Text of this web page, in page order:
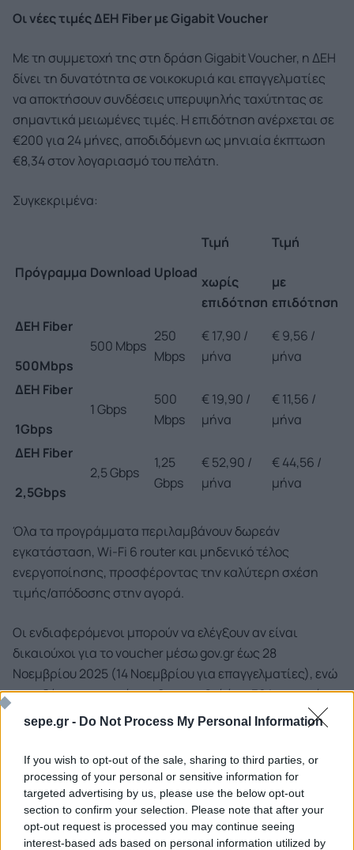
sepe.gr - Do Not Process My Personal Information
If you wish to opt-out of the sale, sharing to third parties, or
processing of your personal or sensitive information for
targeted advertising by us, please use the below opt-out
section to confirm your selection. Please note that after your
opt-out request is processed you may continue seeing
interest-based ads based on personal information utilized by
Οι νέες τιμές ΔΕΗ FiberμεGigabitVoucher
Με τη συμμετοχή της στη δράση Gigabit Voucher, η ΔΕΗ
δίνει τη δυνατότητα σε νοικοκυριά και επαγγελματίες
να αποκτήσουν συνδέσεις υπερυψηλής ταχύτητας σε
σημαντικά μειωμένες τιμές. Η επιδότηση ανέρχεται σε
€200 για 24 μήνες, αποδιδόμενη ως μηνιαία έκπτωση
€8,34 στον λογαριασμό του πελάτη.
Συγκεκριμένα:
Πρόγραμμα Download Upload
Τιμή
χωρίς
επιδότηση
Τιμή
με
επιδότηση
ΔΕΗ Fiber
500Mbps
500 Mbps
250
Mbps
€ 17,90 /
μήνα
€ 9,56 /
μήνα
ΔΕΗ Fiber
1Gbps
1 Gbps
500
Mbps
€ 19,90 /
μήνα
€ 11,56 /
μήνα
ΔΕΗ Fiber
2,5Gbps
2,5 Gbps
1,25
Gbps
€ 52,90 /
μήνα
€ 44,56 /
μήνα
Όλα τα προγράμματα περιλαμβάνουν δωρεάν
εγκατάσταση, Wi-Fi 6 router και μηδενικό τέλος
ενεργοποίησης, προσφέροντας την καλύτερη σχέση
τιμής/απόδοσης στην αγορά.
Οι ενδιαφερόμενοι μπορούν να ελέγξουν αν είναι
δικαιούχοι για το voucher μέσω gov.gr έως 28
Νοεμβρίου 2025 (14 Νοεμβρίου για επαγγελματίες), ενώ
η επιδότηση μπορεί να αξιοποιηθεί έως 30 Ιανουαρίου
2026, για νέες αιτήσεις.
Η ενεργοποίηση της υπηρεσίας είναι απλή και άμεση.
Οι ενδιαφερόμενοι μπορούν να ενημερωθούν, να
ελέγξουν τη διαθεσιμότητα και να υποβάλουν αίτηση
μέσω τουwww.dei.gr/fiber, να καλέσουν δωρεάν στο
800-500-3870 για πληροφορίες ή υποβολή αίτησης, ή